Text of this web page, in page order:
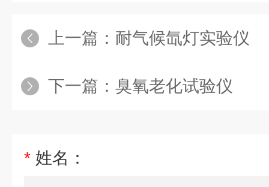
上一篇： 耐气候氙灯实验仪
下一篇： 臭氧老化试验仪
* 姓名：